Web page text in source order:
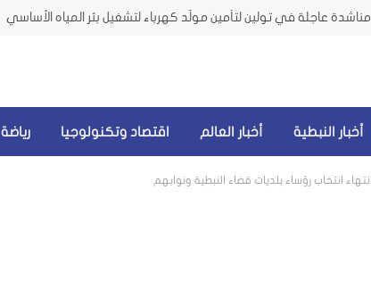
مناشدة عاجلة في تولين لتأمين مولّد كهرباء لتشغيل بئر المياه الأساسي
أخبار النبطية أخبار العالم اقتصاد وتكنولوجيا رياضة
انتهاء انتخاب رؤساء بلديات قضاء النبطية ونوابهم